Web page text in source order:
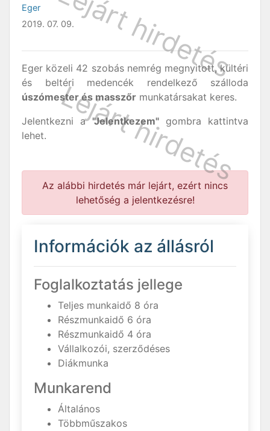
Eger
2019. 07. 09.
Eger közeli 42 szobás nemrég megnyitott, kültéri
és beltéri medencék rendelkező szálloda
úszómester és masszőr munkatársakat keres.
Jelentkezni a"Jelentkezem"gombra kattintva
lehet.
Az alábbi hirdetés már lejárt, ezért nincs
lehetőség a jelentkezésre!
Információk az állásról
Foglalkoztatás jellege
Teljes munkaidő 8 óra
Részmunkaidő 6 óra
Részmunkaidő 4 óra
Vállalkozói, szerződéses
Diákmunka
Munkarend
Általános
Többműszakos